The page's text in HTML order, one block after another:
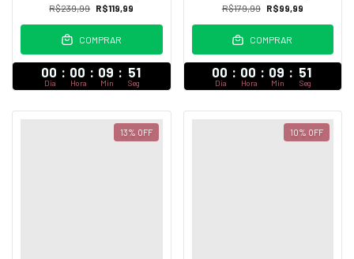
R$239,99 R$119,99
COMPRAR
00 : 00 : 09 : 47
Dia Hora Min Seg
R$179,99 R$99,99
COMPRAR
00 : 00 : 09 : 47
Dia Hora Min Seg
13% OFF 10% OFF